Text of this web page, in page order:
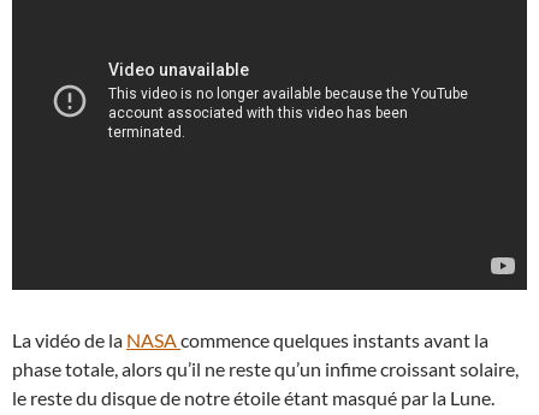
La vidéo de la NASAcommence quelques instants avant la
phase totale, alors qu’il ne reste qu’un infime croissant solaire,
le reste du disque de notre étoile étant masqué par la Lune.